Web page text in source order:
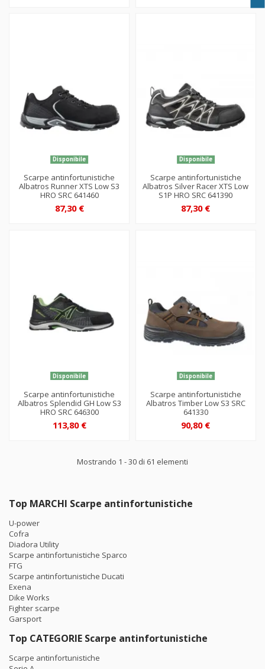
Disponibile
Scarpe antinfortunistiche
Albatros Runner XTS Low S3
HRO SRC 641460
87,30 €
Disponibile
Scarpe antinfortunistiche
Albatros Silver Racer XTS Low
S1P HRO SRC 641390
87,30 €
Disponibile
Scarpe antinfortunistiche
Albatros Splendid GH Low S3
HRO SRC 646300
113,80 €
Disponibile
Scarpe antinfortunistiche
Albatros Timber Low S3 SRC
641330
90,80 €
Mostrando 1 - 30 di 61 elementi
Top MARCHI Scarpe antinfortunistiche
U-power
Cofra
Diadora Utility
Scarpe antinfortunistiche Sparco
FTG
Scarpe antinfortunistiche Ducati
Exena
Dike Works
Fighter scarpe
Garsport
Top CATEGORIE Scarpe antinfortunistiche
Scarpe antinfortunistiche